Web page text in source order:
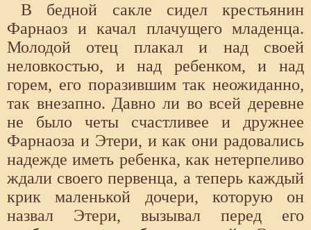
В бедной сакле сидел крестьянин
Фарнаоз и качал плачущего младенца.
Молодой отец плакал и над своей
неловкостью, и над ребенком, и над
горем, его поразившим так неожиданно,
так внезапно. Давно ли во всей деревне
не было четы счастливее и дружнее
Фарнаоза и Этери, и как они радовались
надежде иметь ребенка, как нетерпеливо
ждали своего первенца, а теперь каждый
крик маленькой дочери, которую он
назвал Этери, вызывал перед его